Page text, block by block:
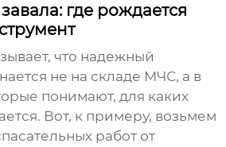
где рождается
что надежный
не на складе МЧС, а в
понимают, для каких
Вот, к примеру, возьмем
работ от